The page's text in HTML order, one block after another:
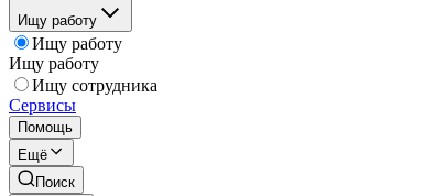
Ищу работу
Ищу работу
Ищу работу
Ищу сотрудника
Сервисы
Помощь
Ещё
Поиск